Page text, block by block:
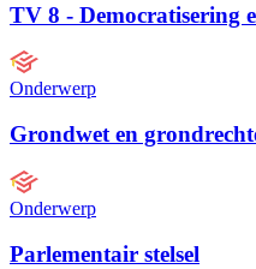
TV 8 - Democratisering
Onderwerp
Grondwet en
Onderwerp
Parlementair stelsel